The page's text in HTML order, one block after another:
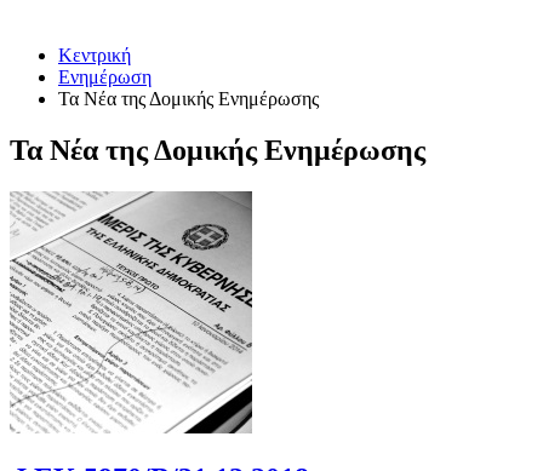
Κεντρική
Ενημέρωση
Τα Νέα της Δομικής Ενημέρωσης
Τα Νέα της Δομικής Ενημέρωσης